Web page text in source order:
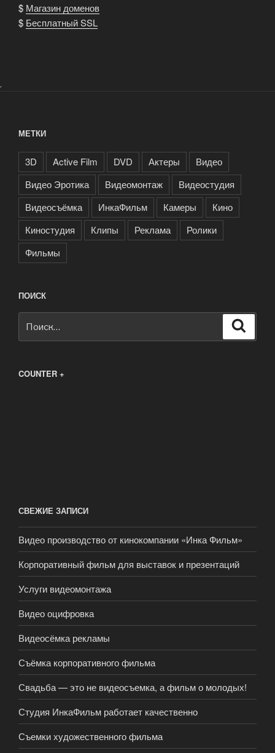
$ Магазин доменов
$ Бесплатный SSL
.
МЕТКИ
3D Active Film DVD Актеры
Видео
Видео Эротика
Видеомонтаж
Видеостудия
Видеосъёмка
ИнкаФильм Камеры
Кино
Киностудия
Клипы Реклама
Ролики
Фильмы
ПОИСК
COUNTER +
СВЕЖИЕ ЗАПИСИ
Видео производство от кинокомпании «Инка Фильм»
Корпоративный фильм для выставок и презентаций
Услуги видеомонтажа
Видео оцифровка
Видеосёмка рекламы
Съёмка корпоративного фильма
Свадьба — это не видеосъемка, а фильм о молодых!
Студия ИнкаФильм работает качественно
Съемки художественного фильма